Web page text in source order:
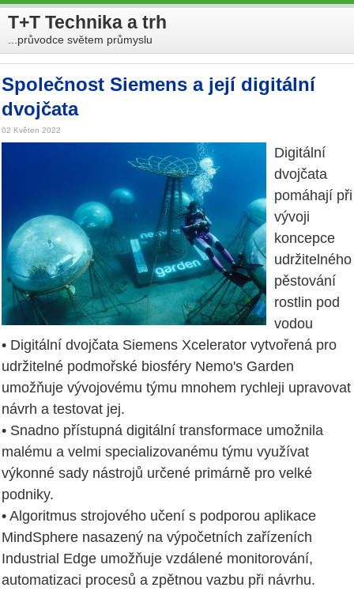
T+T Technika a trh
...průvodce světem průmyslu
Společnost Siemens a její digitální
dvojčata
02 Květen 2022
Digitální
dvojčata
pomáhají při
vývoji
koncepce
udržitelného
pěstování
rostlin pod
vodou
• Digitální dvojčata Siemens Xcelerator vytvořená pro
udržitelné podmořské biosféry Nemo's Garden
umožňuje vývojovému týmu mnohem rychleji upravovat
návrh a testovat jej.
• Snadno přístupná digitální transformace umožnila
malému a velmi specializovanému týmu využívat
výkonné sady nástrojů určené primárně pro velké
podniky.
• Algoritmus strojového učení s podporou aplikace
MindSphere nasazený na výpočetních zařízeních
Industrial Edge umožňuje vzdálené monitorování,
automatizaci procesů a zpětnou vazbu při návrhu.